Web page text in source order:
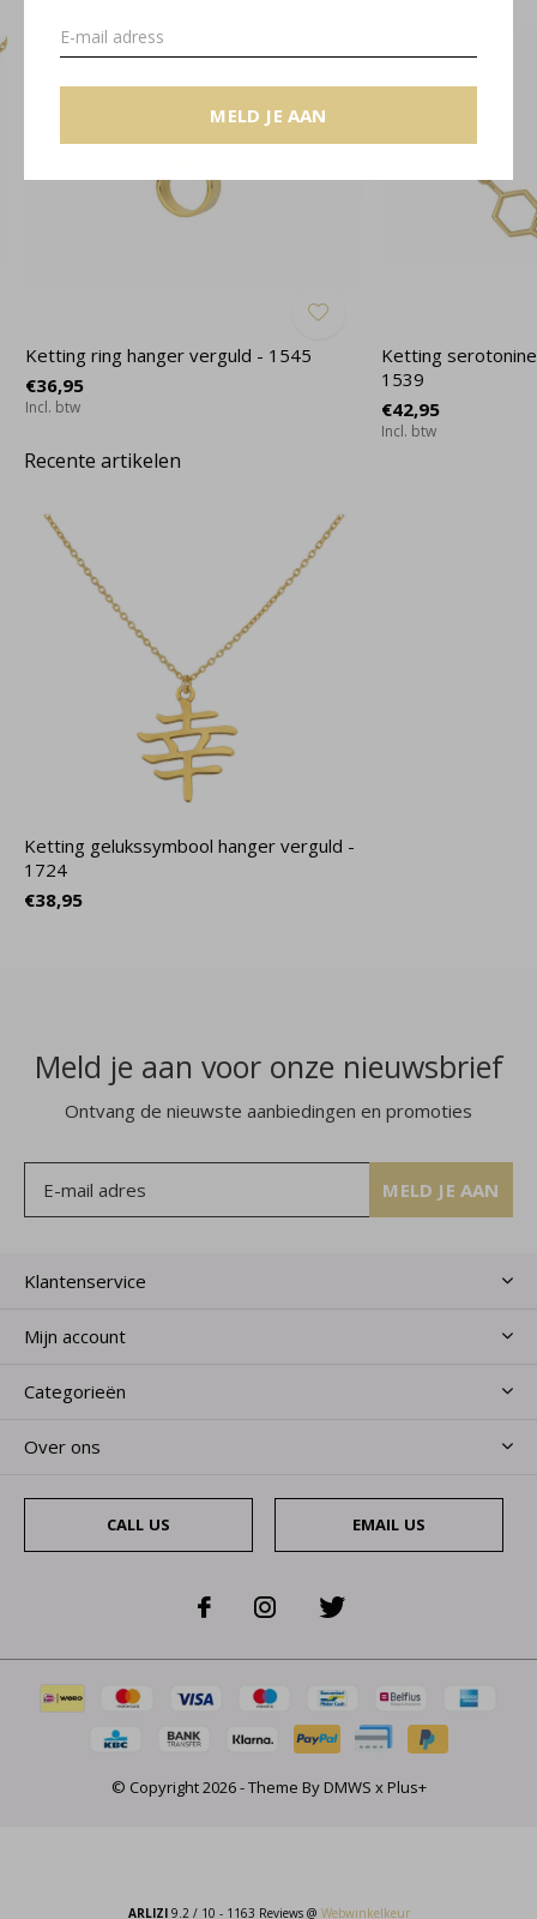
MELD JE AAN
Ketting ring hanger verguld - 1545
€36,95
Incl. btw
Ketting
1539
€42,95
Incl. btw
Recente artikelen
Ketting gelukssymbool hanger verguld -
1724
€38,95
Meld je aan voor onze nieuwsbrief
Ontvang de nieuwste aanbiedingen en promoties
MELD JE AAN
Klantenservice
Mijn account
Categorieën
Over ons
CALL US EMAIL US
© Copyright2026- Theme ByDMWS xPlus+
ARLIZI9.2/ 10 - 1163 Reviews @ Webwinkelkeur